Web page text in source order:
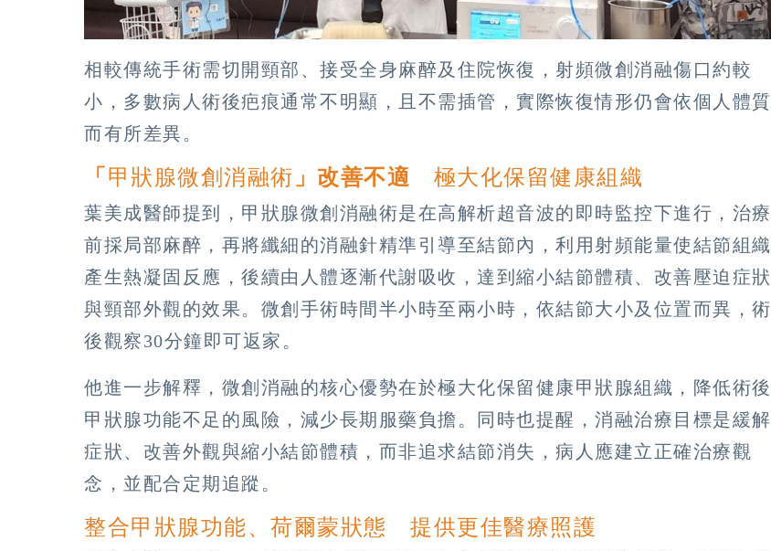
相較傳統手術需切開頸部、接受全身麻醉及住院恢復，射頻微創消融傷口約較
小，多數病人術後疤痕通常不明顯，且不需插管，實際恢復情形仍會依個人體質
而有所差異。
「 甲狀腺微創消融術 」改善不適 極大化保留健康組織
葉美成醫師提到，甲狀腺微創消融術是在高解析超音波的即時監控下進行，治療
前採局部麻醉，再將纖細的消融針精準引導至結節內，利用射頻能量使結節組織
產生熱凝固反應，後續由人體逐漸代謝吸收，達到縮小結節體積、改善壓迫症狀
與頸部外觀的效果。微創手術時間半小時至兩小時，依結節大小及位置而異，術
後觀察30分鐘即可返家。
他進一步解釋，微創消融的核心優勢在於極大化保留健康甲狀腺組織，降低術後
甲狀腺功能不足的風險，減少長期服藥負擔。同時也提醒，消融治療目標是緩解
症狀、改善外觀與縮小結節體積，而非追求結節消失，病人應建立正確治療觀
念，並配合定期追蹤。
整合甲狀腺功能、荷爾蒙狀態 提供更佳醫療照護